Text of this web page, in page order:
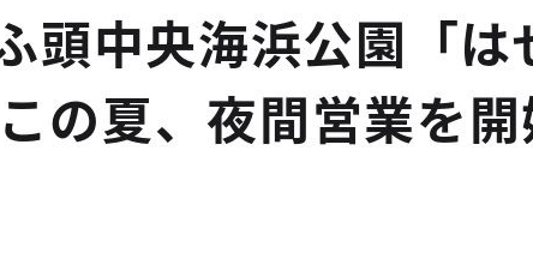
頭中央海浜公園「は
夏、夜間営業を開